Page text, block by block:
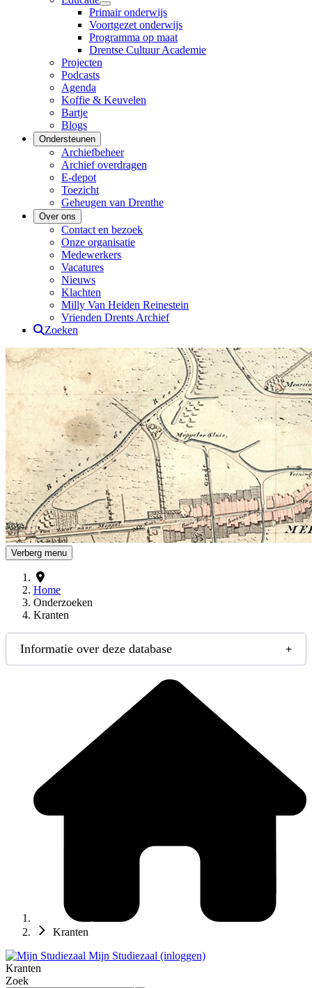
Primair onderwijs
Voortgezet onderwijs
Programma op maat
Drentse Cultuur Academie
Projecten
Podcasts
Agenda
Koffie & Keuvelen
Bartje
Blogs
Ondersteunen
Archiefbeheer
Archief overdragen
E-depot
Toezicht
Geheugen van Drenthe
Over ons
Contact en bezoek
Onze organisatie
Medewerkers
Vacatures
Nieuws
Klachten
Milly Van Heiden Reinestein
Vrienden Drents Archief
Zoeken
Drents Archief
Verberg menu
Home
Onderzoeken
Kranten
Informatie over deze database
Kranten
Mijn Studiezaal (inloggen)
Kranten
Zoek